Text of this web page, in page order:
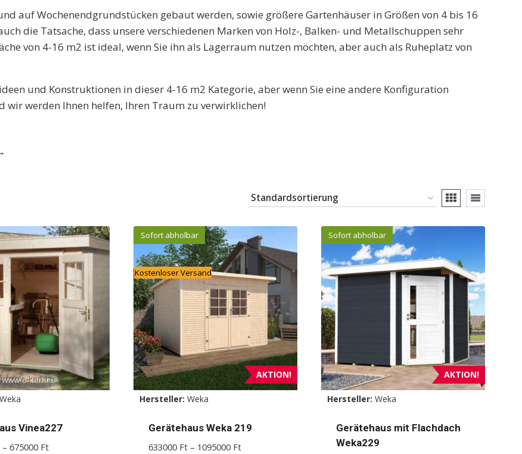
auf Wochenendgrundstücken gebaut werden, sowie größere Gartenhäuser in Größen von 4 bis 16
die Tatsache, dass unsere verschiedenen Marken von Holz-, Balken- und Metallschuppen sehr
von 4-16 m2 ist ideal, wenn Sie ihn als Lagerraum nutzen möchten, aber auch als Ruheplatz von
und Konstruktionen in dieser 4-16 m2 Kategorie, aber wenn Sie eine andere Konfiguration
wir werden Ihnen helfen, Ihren Traum zu verwirklichen!
Weka
Vinea227
– 675000 FtPreisspanne:
AKTION!
Sofort abholbar
Kostenloser Versand
Hersteller: Weka
Gerätehaus Weka 219
633000 Ft – 1095000 FtPreisspanne:
AKTION!
Sofort abholbar
Hersteller: Weka
Gerätehaus mit Flachdach
Weka229